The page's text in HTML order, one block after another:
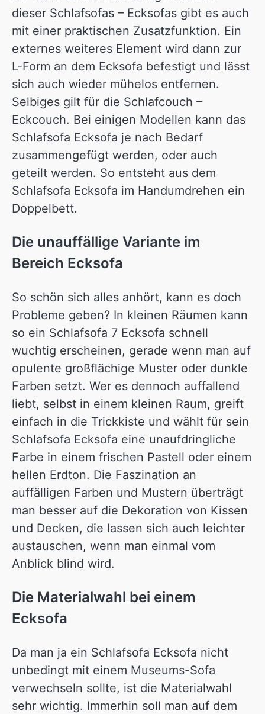
dieser Schlafsofas – Ecksofas gibt es auch
mit einer praktischen Zusatzfunktion. Ein
externes weiteres Element wird dann zur
L-Form an dem Ecksofa befestigt und lässt
sich auch wieder mühelos entfernen.
Selbiges gilt für die Schlafcouch –
Eckcouch. Bei einigen Modellen kann das
Schlafsofa Ecksofa je nach Bedarf
zusammengefügt werden, oder auch
geteilt werden. So entsteht aus dem
Schlafsofa Ecksofa im Handumdrehen ein
Doppelbett.
Die unauffällige Variante im
Bereich Ecksofa
So schön sich alles anhört, kann es doch
Probleme geben? In kleinen Räumen kann
so ein Schlafsofa 7 Ecksofa schnell
wuchtig erscheinen, gerade wenn man auf
opulente großflächige Muster oder dunkle
Farben setzt. Wer es dennoch auffallend
liebt, selbst in einem kleinen Raum, greift
einfach in die Trickkiste und wählt für sein
Schlafsofa Ecksofa eine unaufdringliche
Farbe in einem frischen Pastell oder einem
hellen Erdton. Die Faszination an
auffälligen Farben und Mustern überträgt
man besser auf die Dekoration von Kissen
und Decken, die lassen sich auch leichter
austauschen, wenn man einmal vom
Anblick blind wird.
Die Materialwahl bei einem
Ecksofa
Da man ja ein Schlafsofa Ecksofa nicht
unbedingt mit einem Museums-Sofa
verwechseln sollte, ist die Materialwahl
sehr wichtig. Immerhin soll man auf dem